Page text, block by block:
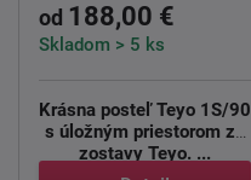
od 188,00 €
Skladom > 5 ks
Krásna posteľ Teyo 1S/90
s úložným priestorom zo
zostavy Teyo. ...